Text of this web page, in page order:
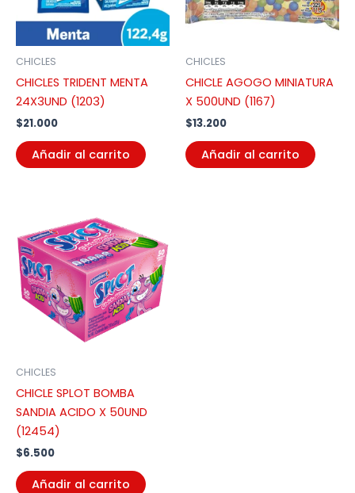
CHICLES
CHICLES TRIDENT MENTA
24X3UND (1203)
$21.000
Añadir al carrito
CHICLES
CHICLE AGOGO MINIATURA
X 500UND (1167)
$13.200
Añadir al carrito
CHICLES
CHICLE SPLOT BOMBA
SANDIA ACIDO X 50UND
(12454)
$6.500
Añadir al carrito